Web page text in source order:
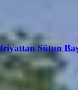
Sütun